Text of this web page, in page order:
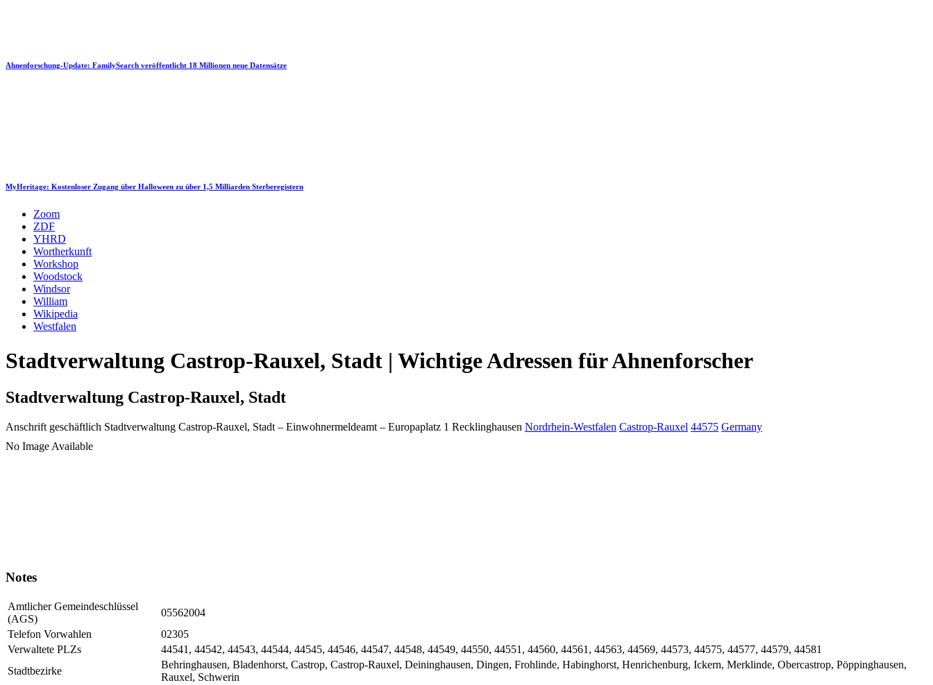
Ahnenforschung-Update: FamilySearch veröffentlicht 18 Millionen neue Datensätze
MyHeritage: Kostenloser Zugang über Halloween zu über 1,5 Milliarden Sterberegistern
Zoom
ZDF
YHRD
Wortherkunft
Workshop
Woodstock
Windsor
William
Wikipedia
Westfalen
Stadtverwaltung Castrop-Rauxel, Stadt | Wichtige Adressen für Ahnenforscher
Stadtverwaltung Castrop-Rauxel, Stadt
Anschrift geschäftlich Stadtverwaltung Castrop-Rauxel, Stadt – Einwohnermeldeamt – Europaplatz 1 Recklinghausen Nordrhein-Westfalen Castrop-Rauxel 44575 Germany
No Image Available
Notes
Amtlicher Gemeindeschlüssel
(AGS)
05562004
Telefon Vorwahlen
02305
Verwaltete PLZs
44541, 44542, 44543, 44544, 44545, 44546, 44547, 44548, 44549, 44550, 44551, 44560, 44561, 44563, 44569, 44573, 44575, 44577, 44579, 44581
Stadtbezirke
Behringhausen, Bladenhorst, Castrop, Castrop-Rauxel, Deininghausen, Dingen, Frohlinde, Habinghorst, Henrichenburg, Ickern, Merklinde, Obercastrop, Pöppinghausen,
Rauxel, Schwerin